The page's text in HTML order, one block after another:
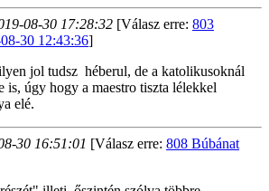
08-30 17:28:32 [Válasz erre: 803
30 12:43:36]
jol tudsz héberul, de a katolikusoknál
is, úgy hogy a maestro tiszta lélekkel
elé.
30 16:51:01 [Válasz erre: 808 Búbánat